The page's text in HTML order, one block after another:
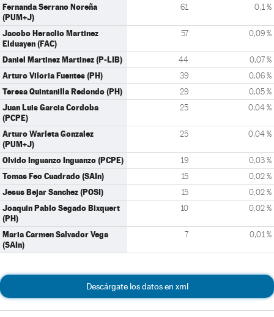
Fernanda Serrano Noreña
(PUM+J)
61 0,1 %
Jacobo Heraclio Martinez
Elduayen (FAC)
57 0,09 %
Daniel Martinez Martinez (P-LIB) 44 0,07 %
Arturo Viloria Fuentes (PH) 39 0,06 %
Teresa Quintanilla Redondo (PH) 29 0,05 %
Juan Luis Garcia Cordoba
(PCPE)
25 0,04 %
Arturo Warleta Gonzalez
(PUM+J)
25 0,04 %
Olvido Inguanzo Inguanzo (PCPE) 19 0,03 %
Tomas Feo Cuadrado (SAIn) 15 0,02 %
Jesus Bejar Sanchez (POSI) 15 0,02 %
Joaquin Pablo Segado Bixquert
(PH)
10 0,02 %
Maria Carmen Salvador Vega
(SAIn)
7 0,01 %
Descárgate los datos en xml